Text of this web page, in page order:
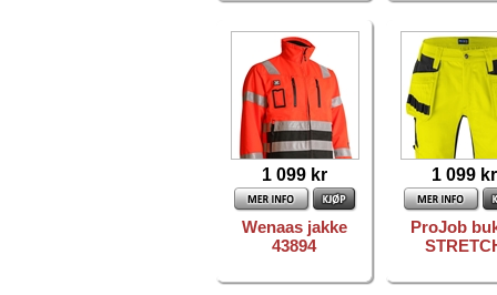
1 099 kr
Wenaas jakke
43894
1 099 kr
ProJob